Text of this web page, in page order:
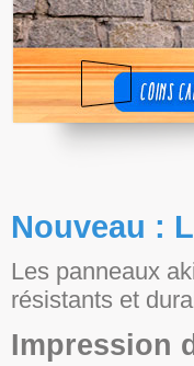
Nouveau :
Les panneaux
résistants et
Impression